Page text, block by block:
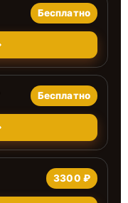
Бесплатно
Бесплатно
3300 ₽